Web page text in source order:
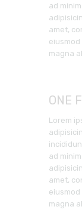
ad
amet,
magna
ONE
Lorem
ad
amet,
magna